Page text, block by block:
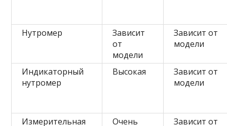
Нутромер
Зависит
от
модели
Зависит от
модели
Индикаторный
нутромер
Высокая
Зависит от
модели
Измерительная
Очень
Зависит от